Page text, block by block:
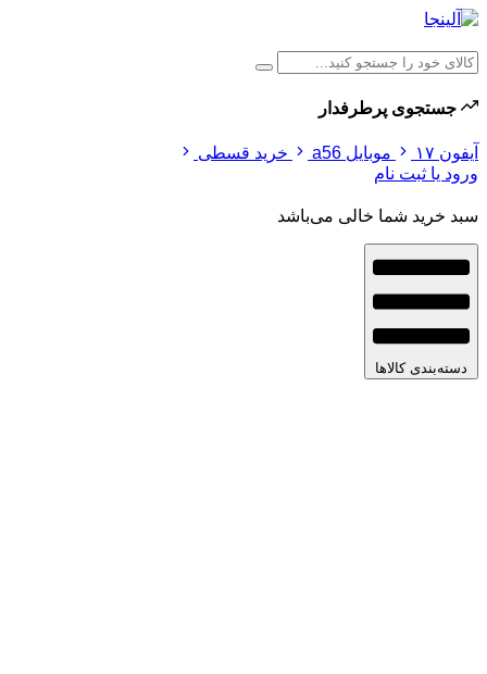
جستجوی پرطرفدار
آیفون ۱۷ موبایل a56
خرید قسطی
ورود یا ثبت نام
سبد خرید شما خالی می‌باشد
دسته‌بندی کالاها